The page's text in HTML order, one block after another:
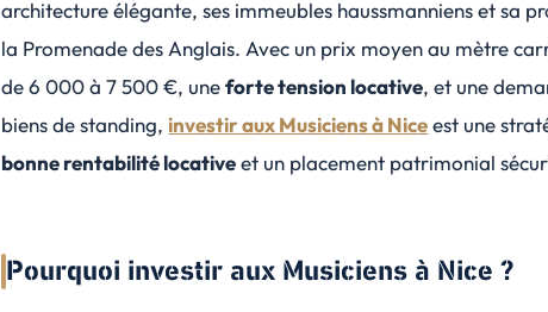
architecture élégante, ses immeubles haussmanniens et sa
la Promenade des Anglais. Avec un prix moyen au mètre
de 6 000 à 7 500 €, uneforte tension locative, et une
biens de standing, investir aux Musiciens à Niceest une
bonne rentabilité locativeet un placement patrimonial
Pourquoi investir aux Musiciens à Nice ?